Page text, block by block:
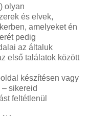
olyan
és elvek,
amelyeket én
pedig
az általuk
első találatok között
készítésen vagy
sikereid
feltétlenül